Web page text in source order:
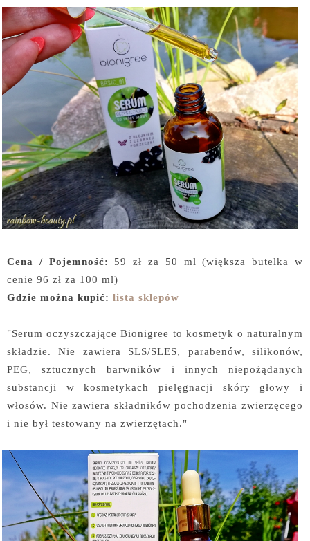
Cena / Pojemność: 59 zł za 50 ml (większa butelka w
cenie 96 zł za 100 ml)
Gdzie można kupić: lista sklepów
"Serum oczyszczające Bionigree to kosmetyk o naturalnym
składzie. Nie zawiera SLS/SLES, parabenów, silikonów,
PEG, sztucznych barwników i innych niepożądanych
substancji w kosmetykach pielęgnacji skóry głowy i
włosów. Nie zawiera składników pochodzenia zwierzęcego
i nie był testowany na zwierzętach."